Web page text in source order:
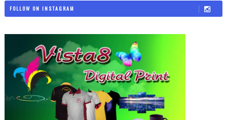
FOLLOW ON INSTAGRAM